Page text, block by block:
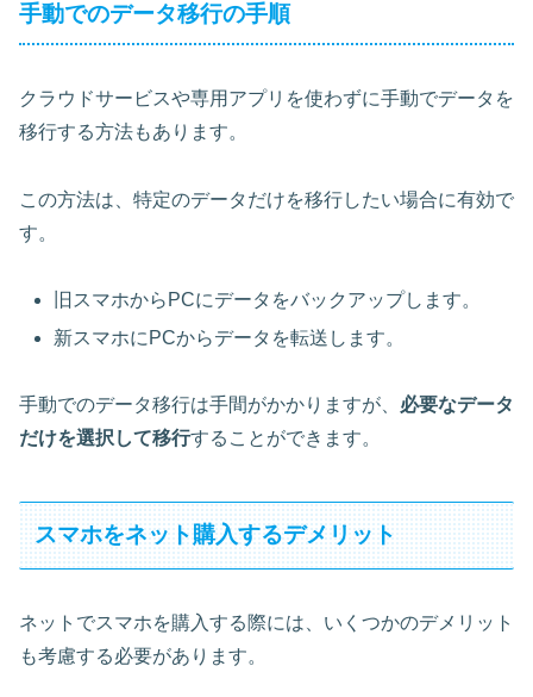
手動でのデータ移行の手順
クラウドサービスや専用アプリを使わずに手動でデータを
移行する方法もあります。
この方法は、特定のデータだけを移行したい場合に有効で
す。
旧スマホからPCにデータをバックアップします。
新スマホにPCからデータを転送します。
手動でのデータ移行は手間がかかりますが、 必要なデータ
だけを選択して移行することができます。
スマホをネット購入するデメリット
ネットでスマホを購入する際には、いくつかのデメリット
も考慮する必要があります。